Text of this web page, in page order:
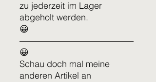
zu jederzeit im Lager
abgeholt werden.
😀
—————————————
😀
Schau doch mal meine
anderen Artikel an